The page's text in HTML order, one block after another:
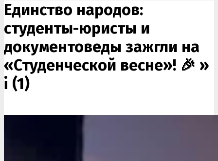
Единство народов:
студенты-юристы и
документоведы зажгли на
«Студенческой весне»! 🎉 »
i (1)